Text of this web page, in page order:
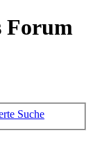
Forum
Suche